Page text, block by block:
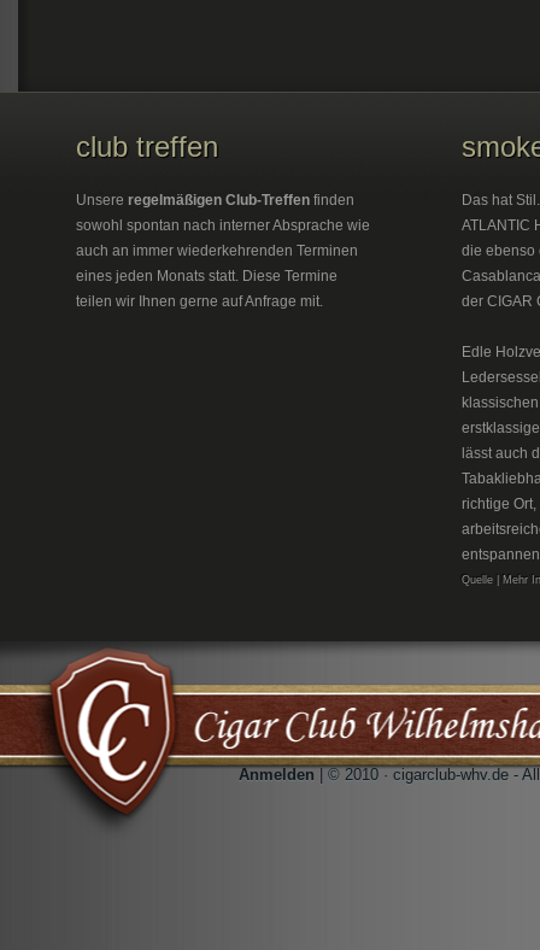
club treffen
Unsere regelmäßigen Club-Treffen finden
sowohl spontan nach interner Absprache wie
auch an immer wiederkehrenden Terminen
eines jeden Monats statt. Diese Termine
teilen wir Ihnen gerne auf Anfrage mit.
Das hat
ATLANTIC
die ebenso
der CIGAR
Edle
lässt auch
richtige
Quelle | Mehr
Anmelden | © 2010 · cigarclub-whv.de -